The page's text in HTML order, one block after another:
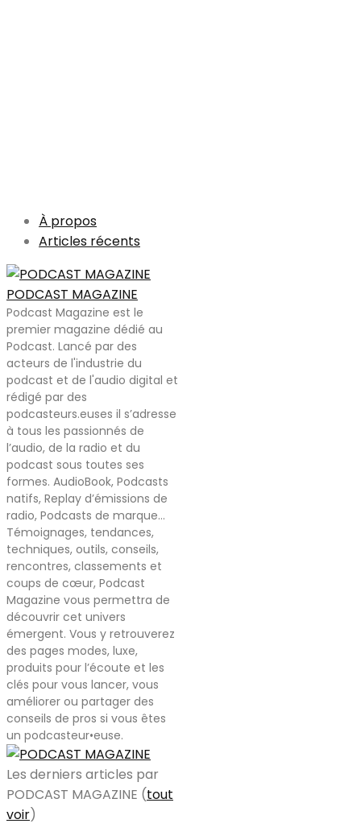
À propos
Articles récents
PODCAST MAGAZINE
Podcast Magazine est le
premier magazine dédié au
Podcast. Lancé par des
acteurs de l'industrie du
podcast et de l'audio digital et
rédigé par des
podcasteurs.euses il s’adresse
à tous les passionnés de
l’audio, de la radio et du
podcast sous toutes ses
formes. AudioBook, Podcasts
natifs, Replay d’émissions de
radio, Podcasts de marque…
Témoignages, tendances,
techniques, outils, conseils,
rencontres, classements et
coups de cœur, Podcast
Magazine vous permettra de
découvrir cet univers
émergent. Vous y retrouverez
des pages modes, luxe,
produits pour l’écoute et les
clés pour vous lancer, vous
améliorer ou partager des
conseils de pros si vous êtes
un podcasteur•euse.
Les derniers articles par
PODCAST MAGAZINE (tout
voir)